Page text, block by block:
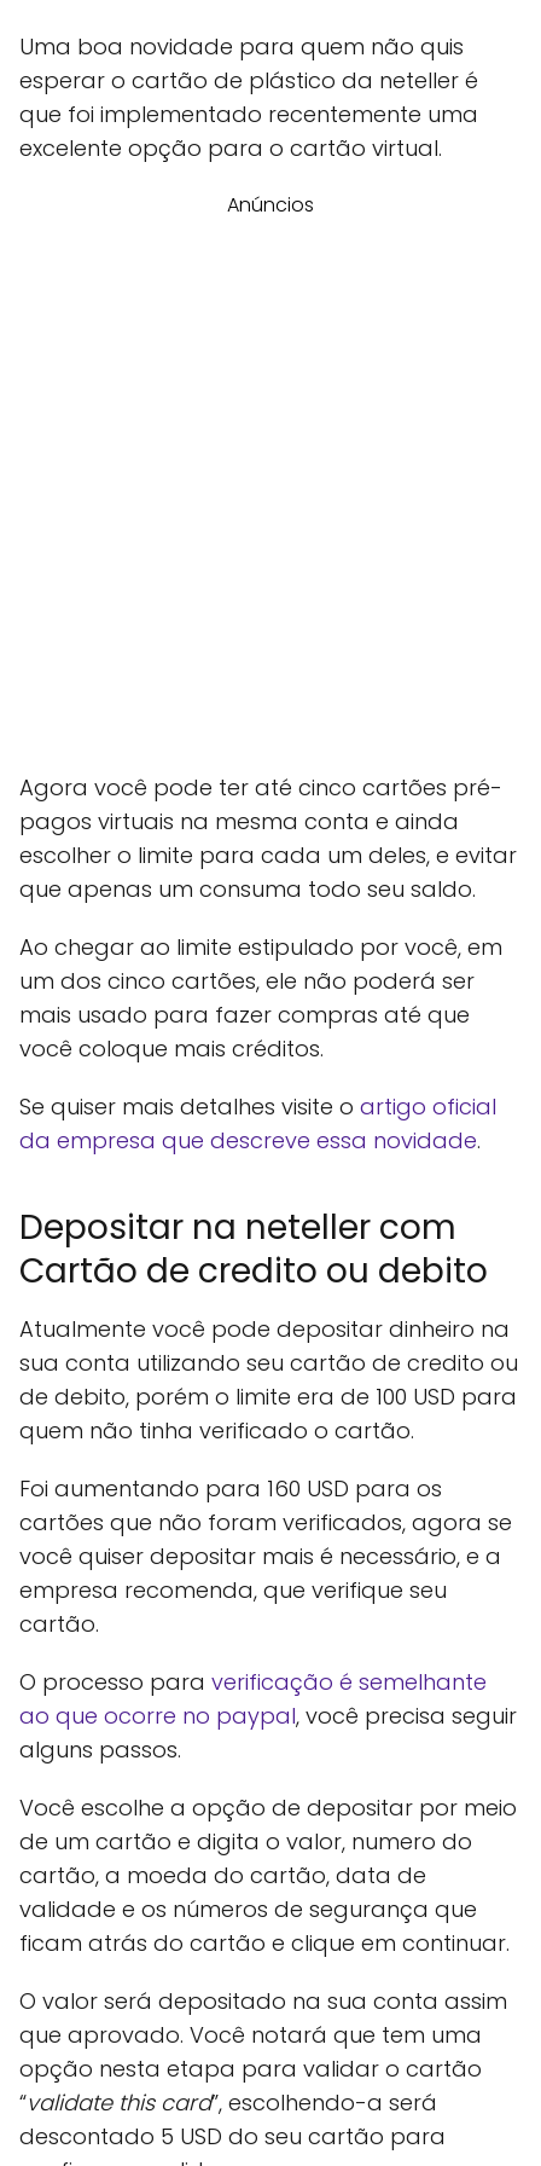
Uma boa novidade para quem não quis
esperar o cartão de plástico da neteller é
que foi implementado recentemente uma
excelente opção para o cartão virtual.
Anúncios
Agora você pode ter até cinco cartões pré-
pagos virtuais na mesma conta e ainda
escolher o limite para cada um deles, e evitar
que apenas um consuma todo seu saldo.
Ao chegar ao limite estipulado por você, em
um dos cinco cartões, ele não poderá ser
mais usado para fazer compras até que
você coloque mais créditos.
Se quiser mais detalhes visite o artigo oficial
da empresa que descreve essa novidade.
Depositar na neteller com
Cartão de credito ou debito
Atualmente você pode depositar dinheiro na
sua conta utilizando seu cartão de credito ou
de debito, porém o limite era de 100 USD para
quem não tinha verificado o cartão.
Foi aumentando para 160 USD para os
cartões que não foram verificados, agora se
você quiser depositar mais é necessário, e a
empresa recomenda, que verifique seu
cartão.
O processo para verificação é semelhante
ao que ocorre no paypal, você precisa seguir
alguns passos.
Você escolhe a opção de depositar por meio
de um cartão e digita o valor, numero do
cartão, a moeda do cartão, data de
validade e os números de segurança que
ficam atrás do cartão e clique em continuar.
O valor será depositado na sua conta assim
que aprovado. Você notará que tem uma
opção nesta etapa para validar o cartão
“validate this card”, escolhendo-a será
descontado 5 USD do seu cartão para